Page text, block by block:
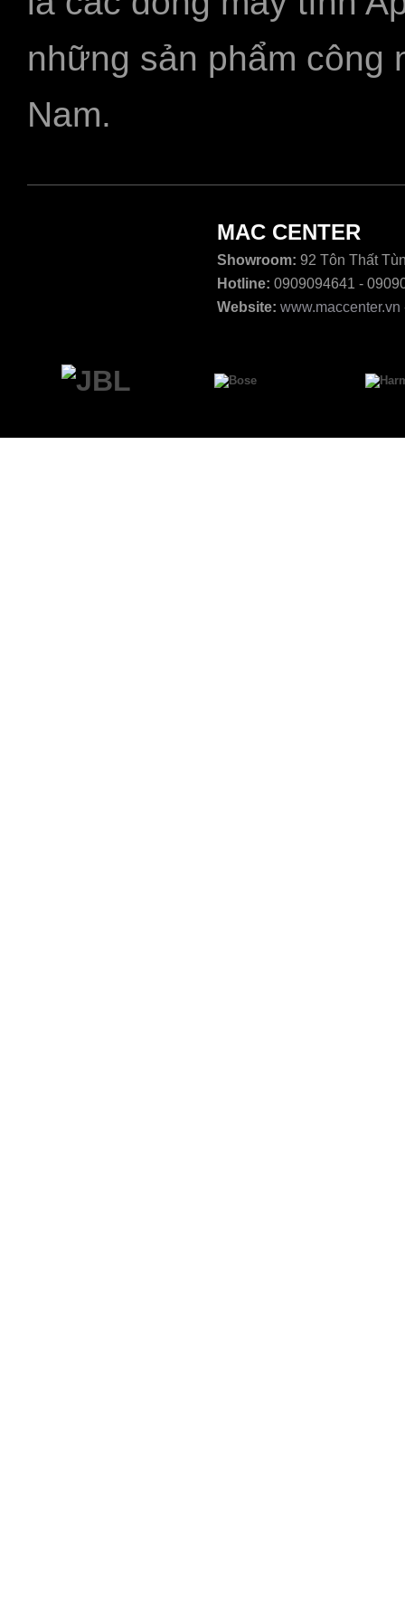
những sản phẩm công
Nam.
MAC CENTER
Showroom: 92 Tôn Thất
Hotline: 0909094641 -
Website: www.maccenter.vn